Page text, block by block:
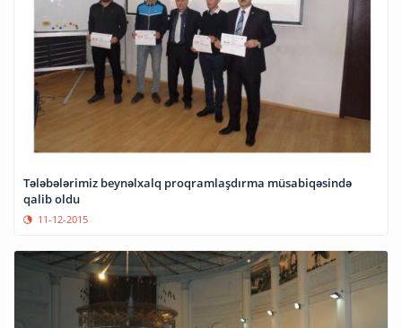
Tələbələrimiz beynəlxalq proqramlaşdırma müsabiqəsində
qalib oldu
11-12-2015